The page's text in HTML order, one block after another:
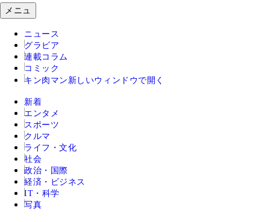
メニュ
ニュース
グラビア
連載コラム
コミック
キン肉マン 新しいウィンドウで開く
新着
エンタメ
スポーツ
クルマ
ライフ・文化
社会
政治・国際
経済・ビジネス
IT・科学
写真